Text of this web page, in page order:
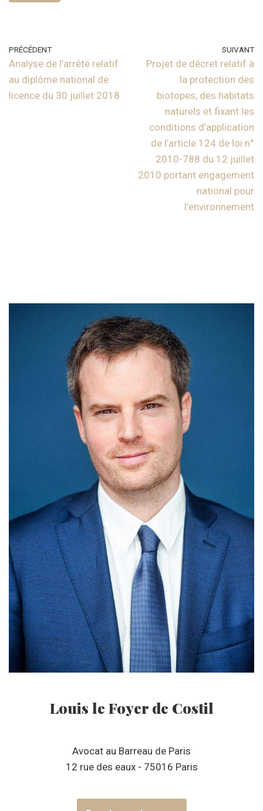
PRÉCÉDENT
Analyse de l’arrêté relatif
au diplôme national de
licence du 30 juillet 2018
SUIVANT
Projet de décret relatif à
la protection des
biotopes, des habitats
naturels et fixant les
conditions d’application
de l’article 124 de loi n°
2010-788 du 12 juillet
2010 portant engagement
national pour
l’environnement
Louis le Foyer de Costil
Avocat au Barreau de Paris
12 rue des eaux - 75016 Paris